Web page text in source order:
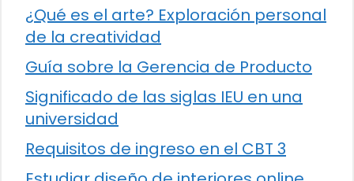
¿Qué es el arte? Exploración personal
de la creatividad
Guía sobre la Gerencia de Producto
Significado de las siglas IEU en una
universidad
Requisitos de ingreso en el CBT 3